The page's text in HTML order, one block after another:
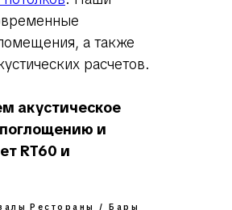
а также
расчетов.
акустическое
и
RT60 и
Рестораны / Бары